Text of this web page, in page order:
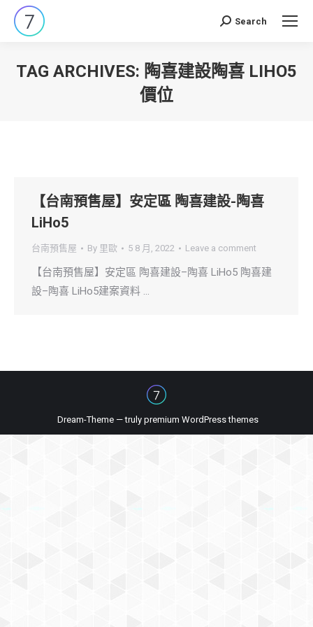
Search:
Search
TAG ARCHIVES: 陶喜建設陶喜 LIHO5
價位
【台南預售屋】安定區 陶喜建設-陶喜
LiHo5
台南預售屋 By 里歐 5 8 月, 2022 Leave a comment
【台南預售屋】安定區 陶喜建設–陶喜 LiHo5 陶喜建
設–陶喜 LiHo5建案資料 …
Dream-Theme — truly premium WordPress themes